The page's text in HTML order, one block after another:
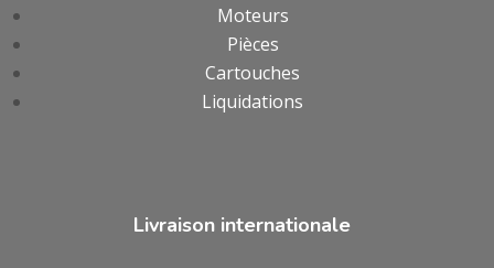
Moteurs
Pièces
Cartouches
Liquidations
Livraison internationale